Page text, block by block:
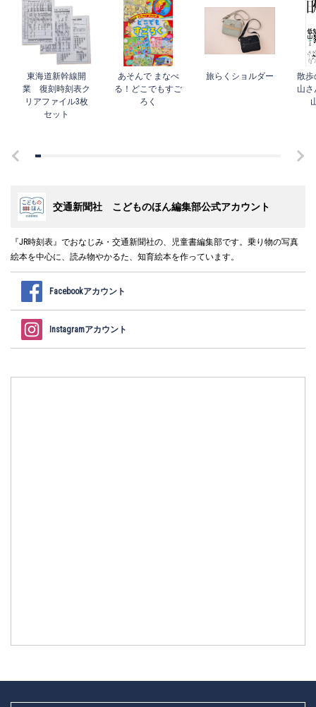
東海道新幹線開
業 復刻時刻表ク
リアファイル3枚
セット
あそんで まなべ
る！どこでもすご
ろく
旅らくショルダー
散歩
山さ
交通新聞社 こどものほん編集部公式アカウント
『JR時刻表』でおなじみ・交通新聞社の、児童書編集部です。乗り物の写真
絵本を中心に、読み物やかるた、知育絵本を作っています。
Facebookアカウント
Instagramアカウント